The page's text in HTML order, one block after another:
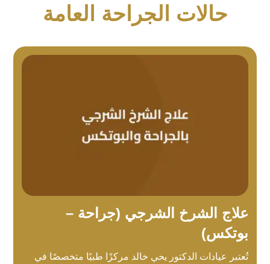
حالات الجراحة العامة
علاج الشرخ الشرجي (جراحة –
بوتكس)
تُعتبر عيادات الدكتور يحي خالد مركزًا طبيًا متخصصًا في